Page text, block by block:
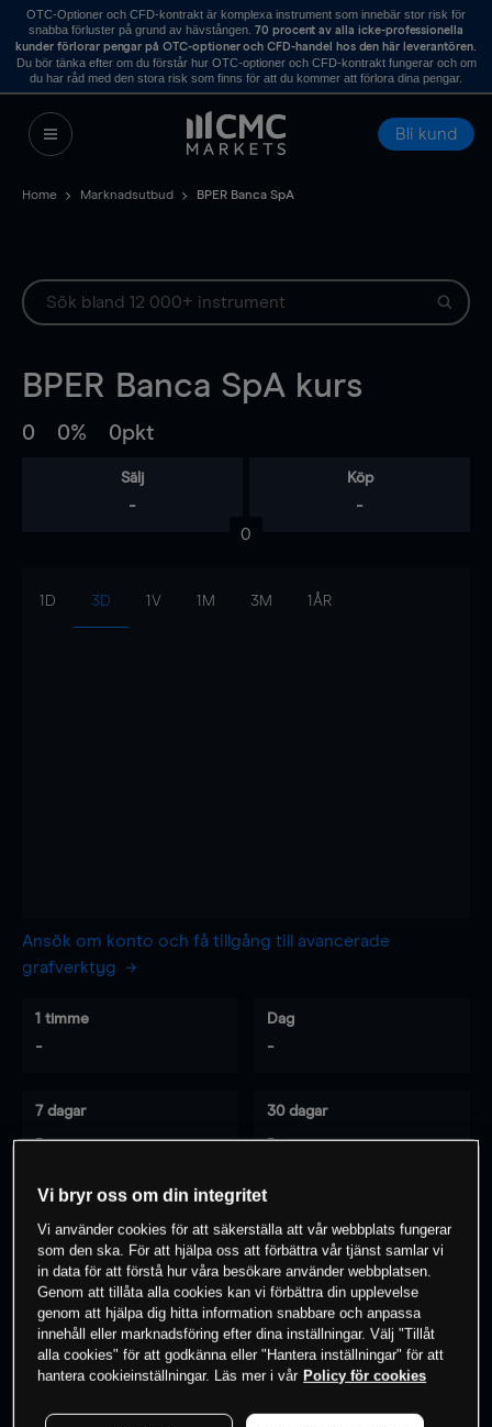
OTC-Optioner och CFD-kontrakt är komplexa instrument som innebär stor risk för
snabba förluster på grund av hävstången. 70 procent av alla icke-professionella
kunder förlorar pengar på OTC-optioner och CFD-handel hos den här leverantören.
Du bör tänka efter om du förstår hur OTC-optioner och CFD-kontrakt fungerar och om
du har råd med den stora risk som finns för att du kommer att förlora dina pengar.
Bli kund
Home Marknadsutbud BPER Banca SpA
BPER Banca SpA kurs
0 0% 0pkt
Sälj
-
Köp
-
0
1D 3D 1V 1M 3M 1ÅR
Ansök om konto och få tillgång till avancerade
grafverktyg
1 timme
-
Dag
-
7 dagar
-
30 dagar
-
0% av kunderna har enposition i detta
instrument
Börja handla
Vi bryr oss om din integritet
Vi använder cookies för att säkerställa att vår webbplats fungerar
som den ska. För att hjälpa oss att förbättra vår tjänst samlar vi
in data för att förstå hur våra besökare använder webbplatsen.
Genom att tillåta alla cookies kan vi förbättra din upplevelse
genom att hjälpa dig hitta information snabbare och anpassa
innehåll eller marknadsföring efter dina inställningar. Välj "Tillåt
alla cookies" för att godkänna eller "Hantera inställningar" för att
hantera cookieinställningar. Läs mer i vår Policy för cookies